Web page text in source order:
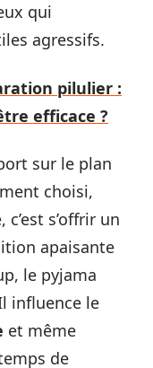
qui
agressifs.
pilulier :
efficace ?
sur le plan
choisi,
s’offrir un
apaisante
le pyjama
influence le
et même
de